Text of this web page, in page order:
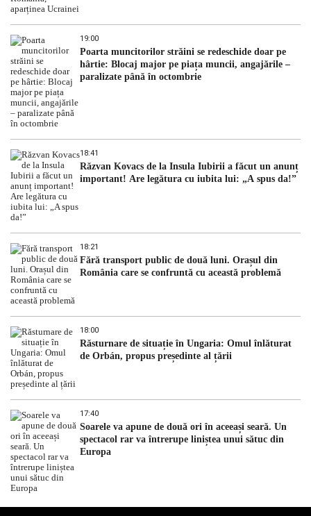
19:00
Poarta muncitorilor străini se redeschide doar pe
hârtie: Blocaj major pe piața muncii, angajările –
paralizate până în octombrie
18:41
Răzvan Kovacs de la Insula Iubirii a făcut un anunț
important! Are legătura cu iubita lui: „A spus da!”
18:21
Fără transport public de două luni. Orașul din
România care se confruntă cu această problemă
18:00
Răsturnare de situație în Ungaria: Omul înlăturat
de Orbán, propus președinte al țării
17:40
Soarele va apune de două ori în aceeași seară. Un
spectacol rar va întrerupe liniștea unui sătuc din
Europa